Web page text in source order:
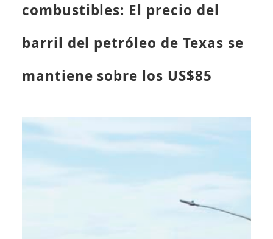
combustibles: El precio del
barril del petróleo de Texas se
mantiene sobre los US$85